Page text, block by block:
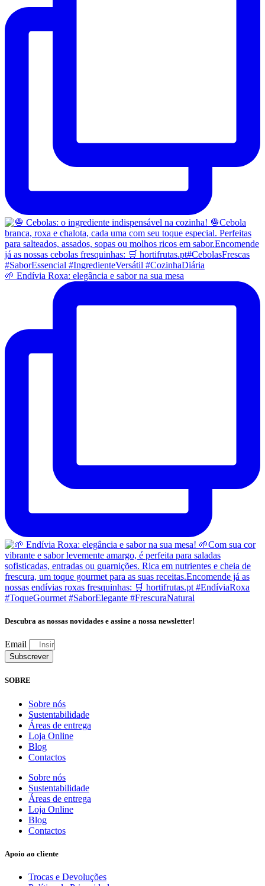
🌱 Endívia Roxa: elegância e sabor na sua mesa
Descubra as nossas novidades e assine a nossa newsletter!
Email
Subscrever
SOBRE
Sobre nós
Sustentabilidade
Áreas de entrega
Loja Online
Blog
Contactos
Sobre nós
Sustentabilidade
Áreas de entrega
Loja Online
Blog
Contactos
Apoio ao cliente
Trocas e Devoluções